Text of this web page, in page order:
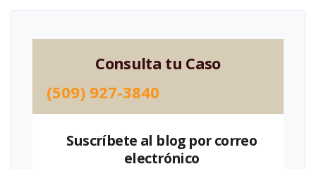
Consulta tu Caso
(509) 927-3840
Suscríbete al blog por correo
electrónico